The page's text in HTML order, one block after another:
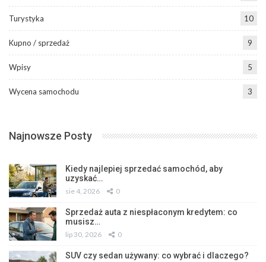
Turystyka 10
Kupno / sprzedaż 9
Wpisy 5
Wycena samochodu 3
Najnowsze Posty
Kiedy najlepiej sprzedać samochód, aby
uzyskać…
sie 4, 2026 0
Sprzedaż auta z niespłaconym kredytem: co
musisz…
lip 30, 2026 0
SUV czy sedan używany: co wybrać i dlaczego?